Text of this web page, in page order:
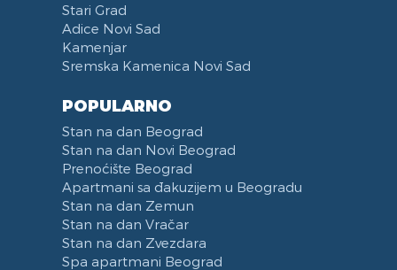
Stari Grad
Adice Novi Sad
Kamenjar
Sremska Kamenica Novi Sad
POPULARNO
Stan na dan Beograd
Stan na dan Novi Beograd
Prenoćište Beograd
Apartmani sa đakuzijem u Beogradu
Stan na dan Zemun
Stan na dan Vračar
Stan na dan Zvezdara
Spa apartmani Beograd